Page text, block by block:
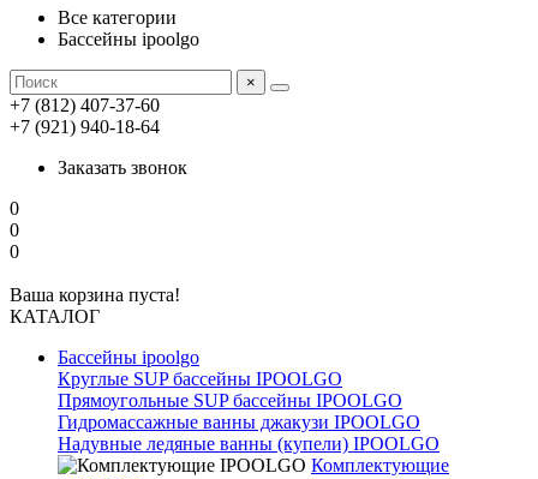
Все категории
Бассейны ipoolgo
×
+7 (812) 407-37-60
+7 (921) 940-18-64
Заказать звонок
0
0
0
Ваша корзина пуста!
КАТАЛОГ
Бассейны ipoolgo
Круглые SUP бассейны IPOOLGO
Прямоугольные SUP бассейны IPOOLGO
Гидромассажные ванны джакузи IPOOLGO
Надувные ледяные ванны (купели) IPOOLGO
Комплектующие